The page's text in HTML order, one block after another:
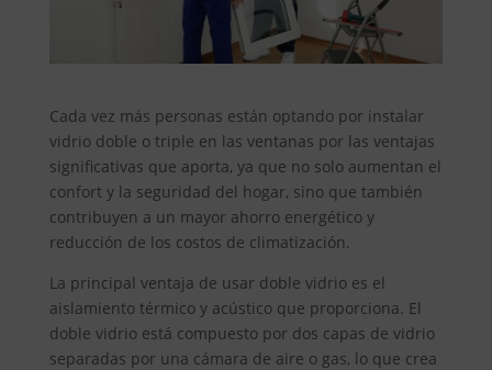
Cada vez más personas están optando por instalar
vidrio doble o triple en las ventanas por las ventajas
significativas que aporta, ya que no solo aumentan el
confort y la seguridad del hogar, sino que también
contribuyen a un mayor ahorro energético y
reducción de los costos de climatización.
La principal ventaja de usar doble vidrio es el
aislamiento térmico y acústico que proporciona. El
doble vidrio está compuesto por dos capas de vidrio
separadas por una cámara de aire o gas, lo que crea